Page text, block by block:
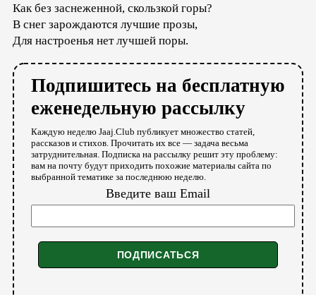
Как без заснеженной, скользкой горы?
В снег зарождаются лучшие прозы,
Для настроенья нет лучшей поры.
Подпишитесь на бесплатную
еженедельную рассылку
Каждую неделю Jaaj.Club публикует множество статей,
рассказов и стихов. Прочитать их все — задача весьма
затруднительная. Подписка на рассылку решит эту проблему:
вам на почту будут приходить похожие материалы сайта по
выбранной тематике за последнюю неделю.
Введите ваш Email